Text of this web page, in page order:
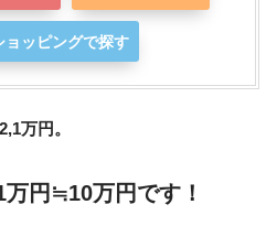
ッピングで探す
万円。
円≒10万円です！